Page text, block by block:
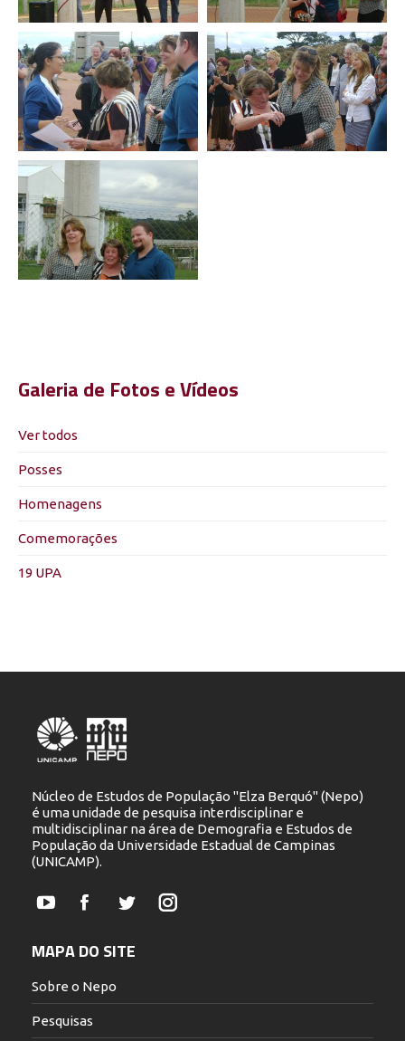
Galeria de Fotos e Vídeos
Ver todos
Posses
Homenagens
Comemorações
19 UPA
Núcleo de Estudos de População "Elza Berquó" (Nepo)
é uma unidade de pesquisa interdisciplinar e
multidisciplinar na área de Demografia e Estudos de
População da Universidade Estadual de Campinas
(UNICAMP).
YouTubeFacebookTwitterInstagram
MAPA DO SITE
Sobre o Nepo
Pesquisas